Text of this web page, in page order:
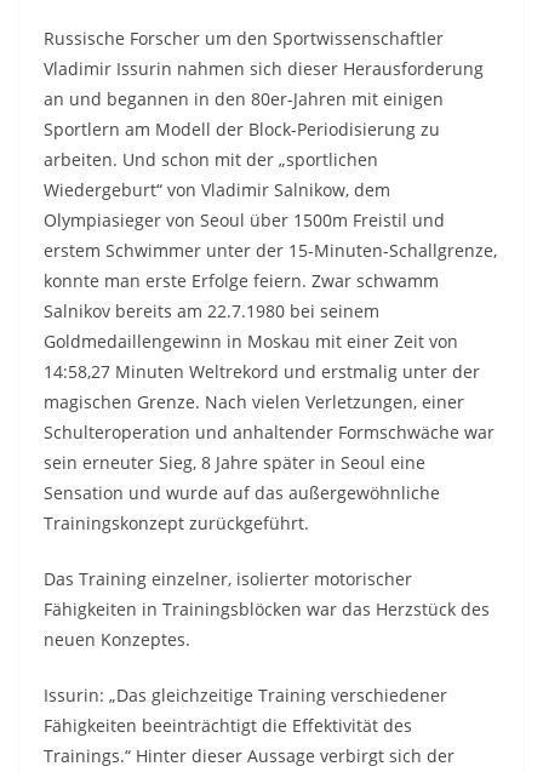
Russische Forscher um den Sportwissenschaftler
Vladimir Issurin nahmen sich dieser Herausforderung
an und begannen in den 80er-Jahren mit einigen
Sportlern am Modell der Block-Periodisierung zu
arbeiten. Und schon mit der „sportlichen
Wiedergeburt“ von Vladimir Salnikow, dem
Olympiasieger von Seoul über 1500m Freistil und
erstem Schwimmer unter der 15-Minuten-Schallgrenze,
konnte man erste Erfolge feiern. Zwar schwamm
Salnikov bereits am 22.7.1980 bei seinem
Goldmedaillengewinn in Moskau mit einer Zeit von
14:58,27 Minuten Weltrekord und erstmalig unter der
magischen Grenze. Nach vielen Verletzungen, einer
Schulteroperation und anhaltender Formschwäche war
sein erneuter Sieg, 8 Jahre später in Seoul eine
Sensation und wurde auf das außergewöhnliche
Trainingskonzept zurückgeführt.
Das Training einzelner, isolierter motorischer
Fähigkeiten in Trainingsblöcken war das Herzstück des
neuen Konzeptes.
Issurin: „Das gleichzeitige Training verschiedener
Fähigkeiten beeinträchtigt die Effektivität des
Trainings.“ Hinter dieser Aussage verbirgt sich der